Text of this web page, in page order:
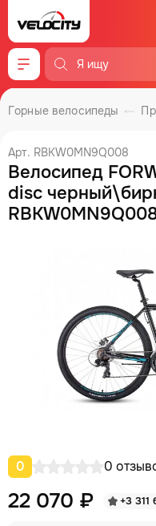
Меню
Горные велосипеды
Арт. RBKW0MN9Q008
Велосипед
disc
0 0
22 070 ₽ +3 311